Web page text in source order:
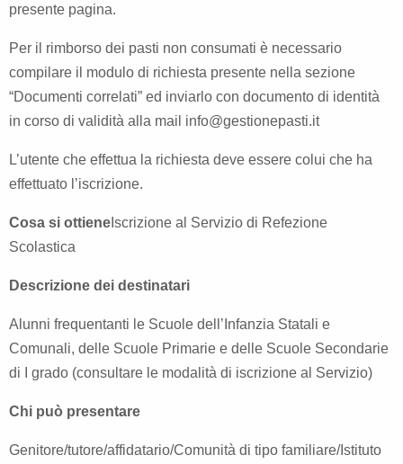
presente pagina.
Per il rimborso dei pasti non consumati è necessario
compilare il modulo di richiesta presente nella sezione
“Documenti correlati” ed inviarlo con documento di identità
in corso di validità alla mail info@gestionepasti.it
L’utente che effettua la richiesta deve essere colui che ha
effettuato l’iscrizione.
Cosa si ottiene Iscrizione al Servizio di Refezione
Scolastica
Descrizione dei destinatari
Alunni frequentanti le Scuole dell’Infanzia Statali e
Comunali, delle Scuole Primarie e delle Scuole Secondarie
di I grado (consultare le modalità di iscrizione al Servizio)
Chi può presentare
Genitore/tutore/affidatario/Comunità di tipo familiare/Istituto